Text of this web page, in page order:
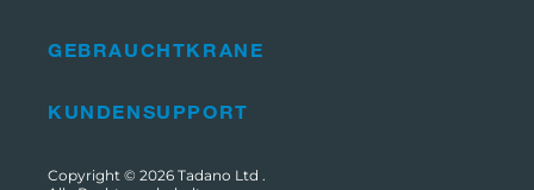
GEBRAUCHTKRANE
KUNDENSUPPORT
Copyright © 2026 Tadano Ltd .